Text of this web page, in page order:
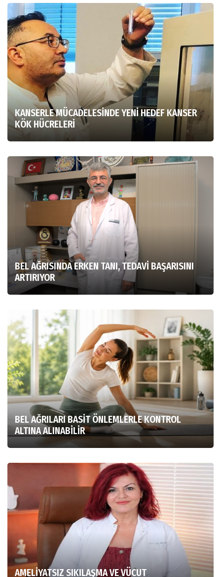
KANSERLE MÜCADELESİNDE YENİ HEDEF KANSER
KÖK HÜCRELERİ
BEL AĞRISINDA ERKEN TANI, TEDAVİ BAŞARISINI
ARTIRIYOR
BEL AĞRILARI BASİT ÖNLEMLERLE KONTROL
ALTINA ALINABİLİR
AMELİYATSIZ SIKILAŞMA VE VÜCUT